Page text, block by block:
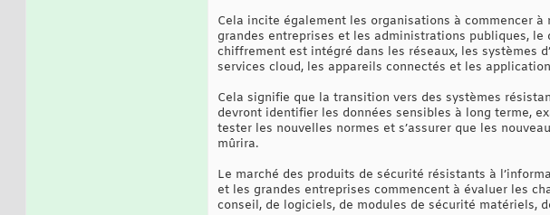
Cela incite également les organisations à commencer
grandes entreprises et les administrations publiques,
chiffrement est intégré dans les réseaux, les systèmes
services cloud, les appareils connectés et les
Cela signifie que la transition vers des systèmes
devront identifier les données sensibles à long terme,
tester les nouvelles normes et s’assurer que les
mûrira.
Le marché des produits de sécurité résistants à
et les grandes entreprises commencent à évaluer les
conseil, de logiciels, de modules de sécurité matériels,